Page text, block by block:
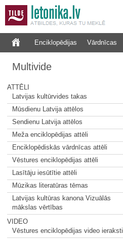
Enciklopēdijas Vārdnīcas
Multivide
ATTĒLI
Latvijas kultūrvides takas
Mūsdienu Latvija attēlos
Sendienu Latvija attēlos
Meža enciklopēdijas attēli
Enciklopēdiskās vārdnīcas attēli
Vēstures enciklopēdijas attēli
Lasītāju iesūtītie attēli
Mūzikas literatūras tēmas
Latvijas kultūras kanona Vizuālās
mākslas vērtības
VIDEO
Vēstures enciklopēdijas video ieraksti